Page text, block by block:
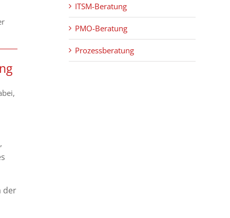
der
ITSM-Beratung
PMO-Beratung
Prozessberatung